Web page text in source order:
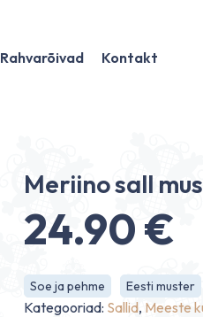
Rahvarõivad Kontakt
Meriino sall
24.90€
Soe ja pehme Eesti muster
Kategooriad: Sallid, Meeste